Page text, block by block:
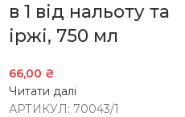
в 1 від нальоту та
іржі, 750 мл
66,00 ₴
Читати далі
АРТИКУЛ: 70043/1